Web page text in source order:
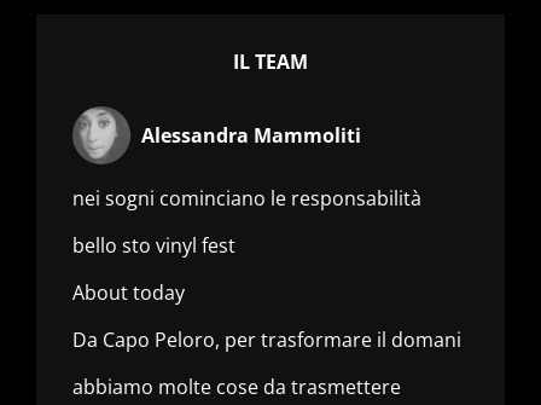
IL TEAM
Alessandra Mammoliti
nei sogni cominciano le responsabilità
bello sto vinyl fest
About today
Da Capo Peloro, per trasformare il domani
abbiamo molte cose da trasmettere